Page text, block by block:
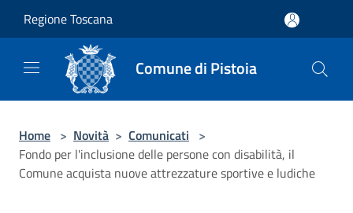
Regione Toscana
Comune di Pistoia
Home > Novità > Comunicati >
Fondo per l'inclusione delle persone con disabilità, il
Comune acquista nuove attrezzature sportive e ludiche